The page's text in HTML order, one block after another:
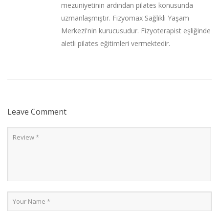
mezuniyetinin ardından pilates konusunda
uzmanlaşmıştır. Fizyomax Sağlıklı Yaşam
Merkezi'nin kurucusudur. Fizyoterapist eşliğinde
aletli pilates eğitimleri vermektedir.
Leave Comment